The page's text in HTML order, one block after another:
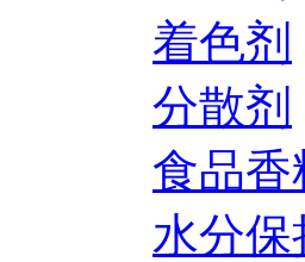
着色剂
分散剂
食品香
水分保